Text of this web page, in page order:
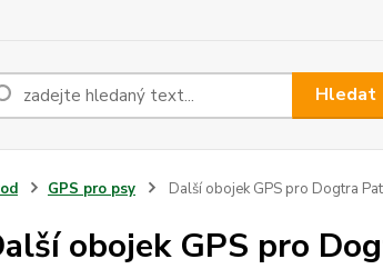
Hledat
GPS pro psy Další obojek GPS pro Dogtra
obojek GPS pro